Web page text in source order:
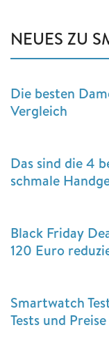
NEUES ZU
Die besten
Vergleich
Das sind die 4
schmale
Black Friday
120 Euro
Smartwatch
Tests und Preise